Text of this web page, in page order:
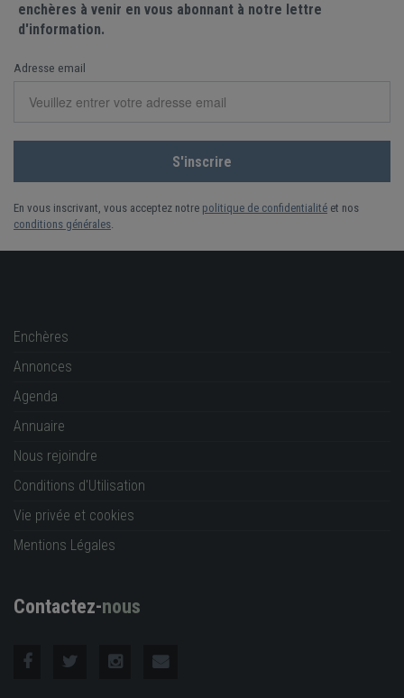
enchères à venir en vous abonnant à notre lettre
d'information.
Adresse email
En vous inscrivant, vous acceptez notre politique de confidentialité et nos
conditions générales.
Enchères
Annonces
Agenda
Annuaire
Nous rejoindre
Conditions d'Utilisation
Vie privée et cookies
Mentions Légales
Contactez-nous